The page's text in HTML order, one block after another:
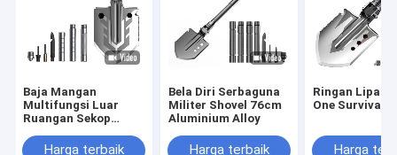
Baja Mangan
Multifungsi Luar
Ruangan Sekop
Harga terbaik
Bela Diri Serbaguna
Militer Shovel 76cm
Aluminium Alloy
Harga terbaik
Ringan Lipat
One Survival
Harga